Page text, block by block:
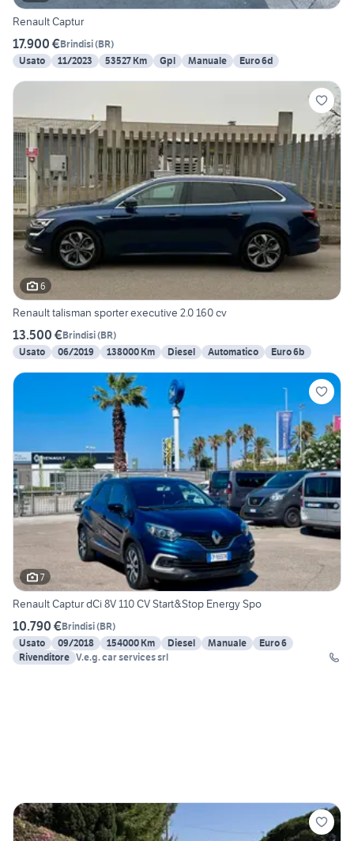
Renault Captur
17.900 €Brindisi(BR)
Usato
11/2023 53527 Km Gpl Manuale Euro 6d
6
Renault talisman sporter executive 2.0 160 cv
13.500 €Brindisi(BR)
Usato
06/2019 138000 Km Diesel Automatico Euro 6b
7
Renault Captur dCi 8V 110 CV Start&Stop Energy Spo
10.790 €Brindisi(BR)
Usato
09/2018 154000 Km Diesel Manuale
Euro 6
Rivenditore V.e.g. car services srl